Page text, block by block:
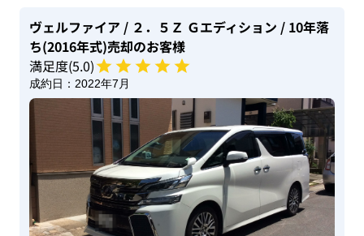
ヴェルファイア / ２．５Ｚ Ｇエディション / 10年落
ち(2016年式)売却のお客様
満足度(5.0)
成約日： 2022年7月